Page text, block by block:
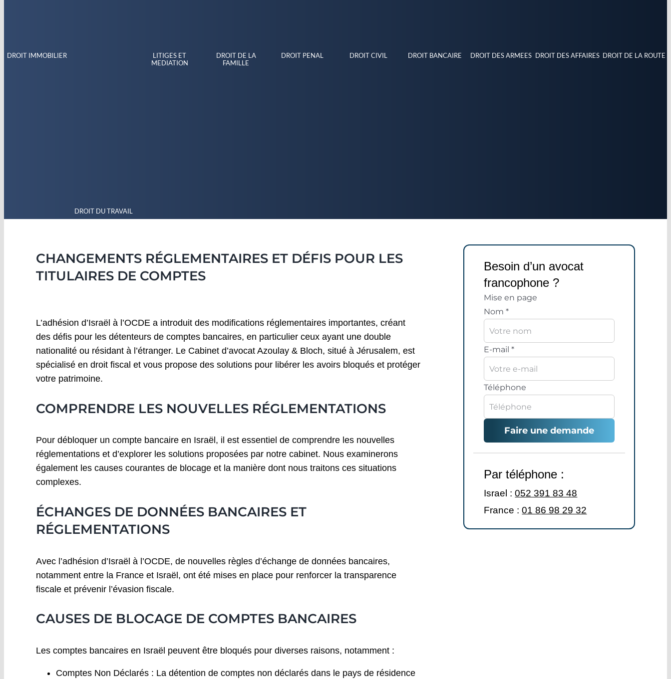
DROIT IMMOBILIER
DROIT DU TRAVAIL
LITIGES ET
MEDIATION
DROIT DE LA
FAMILLE
DROIT PENAL DROIT CIVIL DROIT BANCAIRE DROIT DES ARMEES DROIT DES AFFAIRES DROIT DE LA ROUTE
CHANGEMENTS RÉGLEMENTAIRES ET DÉFIS POUR LES
TITULAIRES DE COMPTES
L’adhésion d’Israël à l’OCDE a introduit des modifications réglementaires importantes, créant
des défis pour les détenteurs de comptes bancaires, en particulier ceux ayant une double
nationalité ou résidant à l’étranger. Le Cabinet d’avocat Azoulay & Bloch, situé à Jérusalem, est
spécialisé en droit fiscal et vous propose des solutions pour libérer les avoirs bloqués et protéger
votre patrimoine.
COMPRENDRE LES NOUVELLES RÉGLEMENTATIONS
Pour débloquer un compte bancaire en Israël, il est essentiel de comprendre les nouvelles
réglementations et d’explorer les solutions proposées par notre cabinet. Nous examinerons
également les causes courantes de blocage et la manière dont nous traitons ces situations
complexes.
ÉCHANGES DE DONNÉES BANCAIRES ET
RÉGLEMENTATIONS
Avec l’adhésion d’Israël à l’OCDE, de nouvelles règles d’échange de données bancaires,
notamment entre la France et Israël, ont été mises en place pour renforcer la transparence
fiscale et prévenir l’évasion fiscale.
CAUSES DE BLOCAGE DE COMPTES BANCAIRES
Les comptes bancaires en Israël peuvent être bloqués pour diverses raisons, notamment :
Comptes Non Déclarés : La détention de comptes non déclarés dans le pays de résidence
Besoin d’un avocat
francophone ?
Mise en page
Nom*
E-mail*
Téléphone
Faire une demande
Par téléphone :
Israel :052 391 83 48
France :01 86 98 29 32